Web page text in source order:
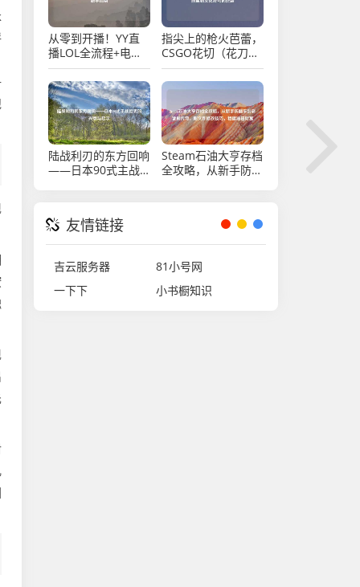
从零到开播！YY直
播LOL全流程+电脑
画面直播新手指南
指尖上的枪火芭蕾，
CSGO花切（花刀）
从皮肤附属到文化符
号的逆袭
陆战利刃的东方回响
——日本90式主战
Steam石油大亨存档
全攻略，从新手防翻
友情链接
吉云服务器
81小号网
一下下
小书橱知识